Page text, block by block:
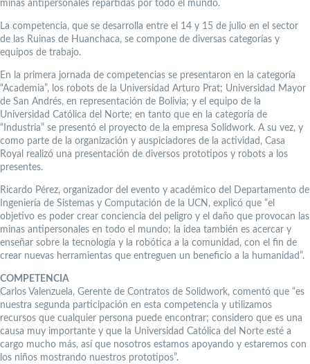
minas antipersonales repartidas por todo el mundo.
La competencia, que se desarrolla entre el 14 y 15 de julio en el sector
de las Ruinas de Huanchaca, se compone de diversas categorías y
equipos de trabajo.
En la primera jornada de competencias se presentaron en la categoría
“Academia”, los robots de la Universidad Arturo Prat; Universidad Mayor
de San Andrés, en representación de Bolivia; y el equipo de la
Universidad Católica del Norte; en tanto que en la categoría de
“Industria” se presentó el proyecto de la empresa Solidwork. A su vez, y
como parte de la organización y auspiciadores de la actividad, Casa
Royal realizó una presentación de diversos prototipos y robots a los
presentes.
Ricardo Pérez, organizador del evento y académico del Departamento de
Ingeniería de Sistemas y Computación de la UCN, explicó que “el
objetivo es poder crear conciencia del peligro y el daño que provocan las
minas antipersonales en todo el mundo; la idea también es acercar y
enseñar sobre la tecnología y la robótica a la comunidad, con el fin de
crear nuevas herramientas que entreguen un beneficio a la humanidad”.
COMPETENCIA
Carlos Valenzuela, Gerente de Contratos de Solidwork, comentó que “es
nuestra segunda participación en esta competencia y utilizamos
recursos que cualquier persona puede encontrar; considero que es una
causa muy importante y que la Universidad Católica del Norte esté a
cargo mucho más, así que nosotros estamos apoyando y estaremos con
los niños mostrando nuestros prototipos”.